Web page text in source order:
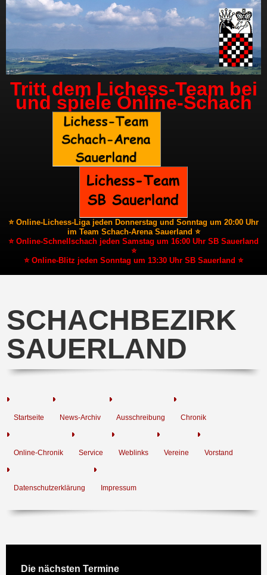
Tritt dem Lichess-Team bei
und spiele Online-Schach
⭐ Online-Lichess-Liga jeden Donnerstag und Sonntag um 20:00 Uhr
im Team Schach-Arena Sauerland ⭐
⭐ Online-Schnellschach jeden Samstag um 16:00 Uhr SB Sauerland
⭐
⭐ Online-Blitz jeden Sonntag um 13:30 Uhr SB Sauerland ⭐
SCHACHBEZIRK
SAUERLAND
Startseite News-Archiv Ausschreibung Chronik
Online-Chronik Service Weblinks Vereine Vorstand
Datenschutzerklärung Impressum
Die nächsten Termine